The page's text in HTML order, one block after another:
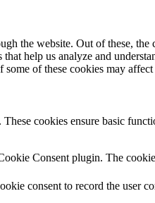
the website. Out of these,
help us analyze and
of these cookies may
cookies ensure basic
Consent plugin. The
consent to record the user